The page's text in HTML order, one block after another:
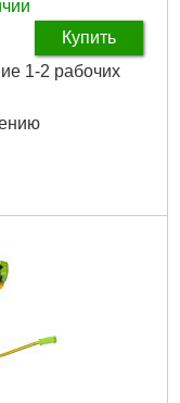
Купить
1-2 рабочих
л: